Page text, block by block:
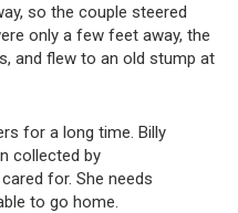
so the couple steered
only a few feet away, the
and flew to an old stump at
for a long time. Billy
collected by
for. She needs
to go home.